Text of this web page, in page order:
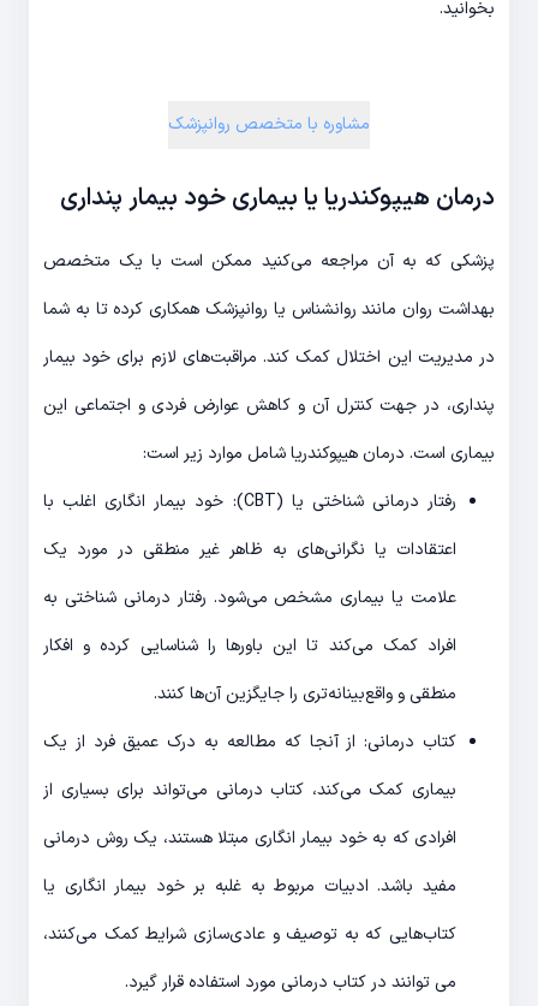
بخوانید.
مشاوره با متخصص روانپزشک
درمان هیپوکندریا یا بیماری خود بیمار پنداری
پزشکی که به آن مراجعه می‌کنید ممکن است با یک متخصص
بهداشت روان مانند روانشناس یا روانپزشک همکاری کرده تا به شما
در مدیریت این اختلال کمک کند. مراقبت‌های لازم برای خود بیمار
پنداری، در جهت کنترل آن و کاهش عوارض فردی و اجتماعی این
بیماری است. درمان هیپوکندریا شامل موارد زیر است:
رفتار درمانی شناختی یا (CBT): خود بیمار انگاری اغلب با
اعتقادات یا نگرانی‎‌های به ظاهر غیر منطقی در مورد یک
علامت یا بیماری مشخص می‌شود. رفتار درمانی شناختی به
افراد کمک می‌کند تا این باورها را شناسایی کرده و افکار
منطقی و واقع‌بینانه‌تری را جایگزین آن‌ها کنند.
کتاب درمانی: از آنجا که مطالعه به درک عمیق فرد از یک
بیماری کمک می‌کند، کتاب درمانی می‌‎تواند برای بسیاری از
افرادی که به خود بیمار انگاری مبتلا هستند، یک روش درمانی
مفید باشد. ادبیات مربوط به غلبه بر خود بیمار انگاری یا
کتاب‌هایی که به توصیف و عادی‌سازی شرایط کمک می‌کنند،
می توانند در کتاب درمانی مورد استفاده قرار گیرد.